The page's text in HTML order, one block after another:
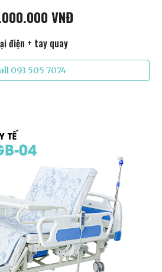
VNĐ
điện + tay quay
093 505 7074